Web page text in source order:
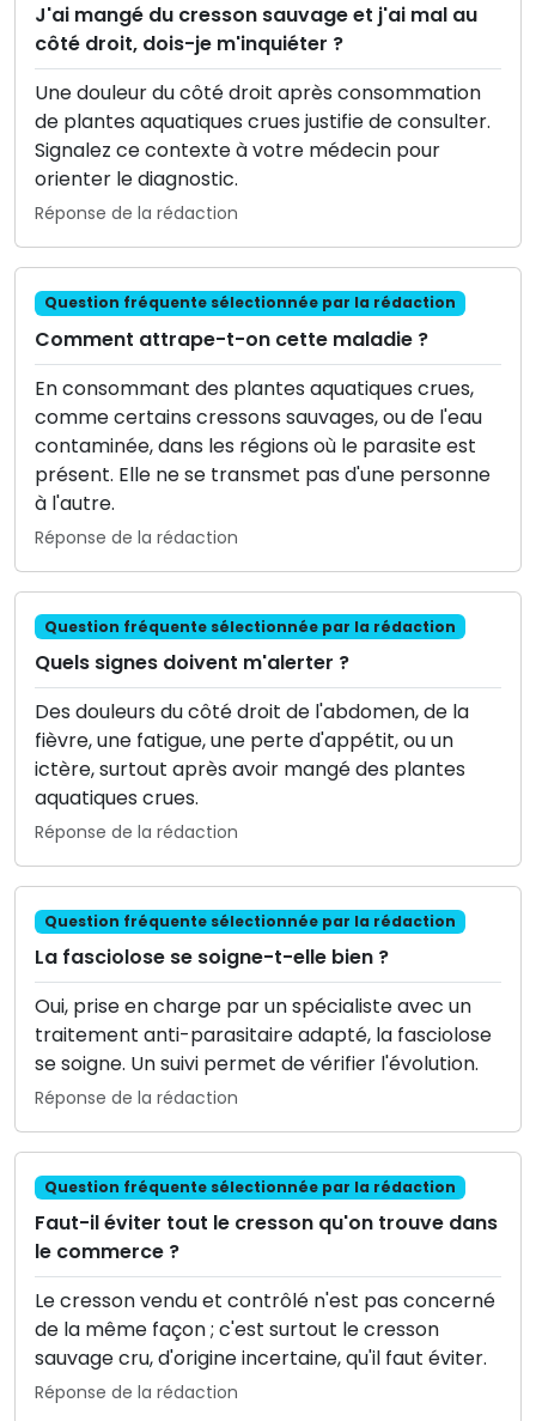
J'ai mangé du cresson sauvage et j'ai mal au
côté droit, dois-je m'inquiéter ?
Une douleur du côté droit après consommation
de plantes aquatiques crues justifie de consulter.
Signalez ce contexte à votre médecin pour
orienter le diagnostic.
Réponse de la rédaction
Question fréquente sélectionnée par la rédaction
Comment attrape-t-on cette maladie ?
En consommant des plantes aquatiques crues,
comme certains cressons sauvages, ou de l'eau
contaminée, dans les régions où le parasite est
présent. Elle ne se transmet pas d'une personne
à l'autre.
Réponse de la rédaction
Question fréquente sélectionnée par la rédaction
Quels signes doivent m'alerter ?
Des douleurs du côté droit de l'abdomen, de la
fièvre, une fatigue, une perte d'appétit, ou un
ictère, surtout après avoir mangé des plantes
aquatiques crues.
Réponse de la rédaction
Question fréquente sélectionnée par la rédaction
La fasciolose se soigne-t-elle bien ?
Oui, prise en charge par un spécialiste avec un
traitement anti-parasitaire adapté, la fasciolose
se soigne. Un suivi permet de vérifier l'évolution.
Réponse de la rédaction
Question fréquente sélectionnée par la rédaction
Faut-il éviter tout le cresson qu'on trouve dans
le commerce ?
Le cresson vendu et contrôlé n'est pas concerné
de la même façon ; c'est surtout le cresson
sauvage cru, d'origine incertaine, qu'il faut éviter.
Réponse de la rédaction